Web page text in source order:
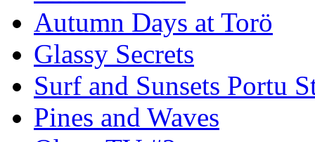
Autumn Days at Torö
Glassy Secrets
Surf and Sunsets Portu
Pines and Waves